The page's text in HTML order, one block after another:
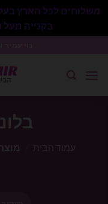
בקנייה מעל 600₪- משלוח חינם.
עמוד הבית